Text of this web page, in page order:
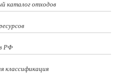
каталог отходов
РФ
классификация